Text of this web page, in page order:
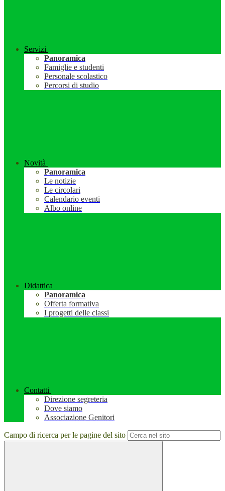
Servizi
Panoramica
Famiglie e studenti
Personale scolastico
Percorsi di studio
Novità
Panoramica
Le notizie
Le circolari
Calendario eventi
Albo online
Didattica
Panoramica
Offerta formativa
I progetti delle classi
Contatti
Direzione segreteria
Dove siamo
Associazione Genitori
Campo di ricerca per le pagine del sito